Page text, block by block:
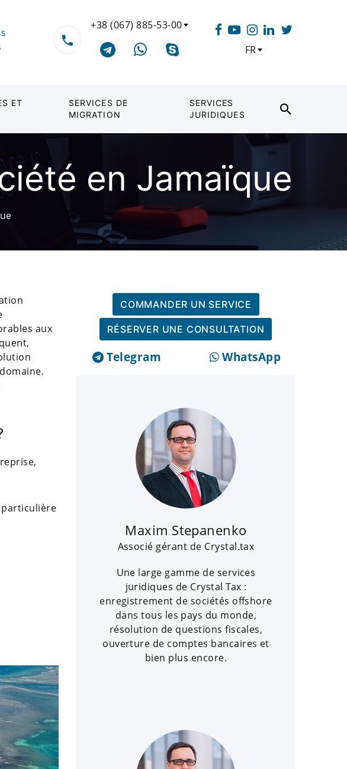
+38 (067) 885-53-00
FR
ET
SERVICES DE
MIGRATION
SERVICES
JURIDIQUES
en Jamaïque
aux
COMMANDER UN SERVICE
RÉSERVER UNE CONSULTATION
Telegram WhatsApp
Maxim Stepanenko
Associé gérant de Crystal.tax
Une large gamme de services
juridiques de Crystal Tax :
enregistrement de sociétés offshore
dans tous les pays du monde,
résolution de questions fiscales,
ouverture de comptes bancaires et
bien plus encore.